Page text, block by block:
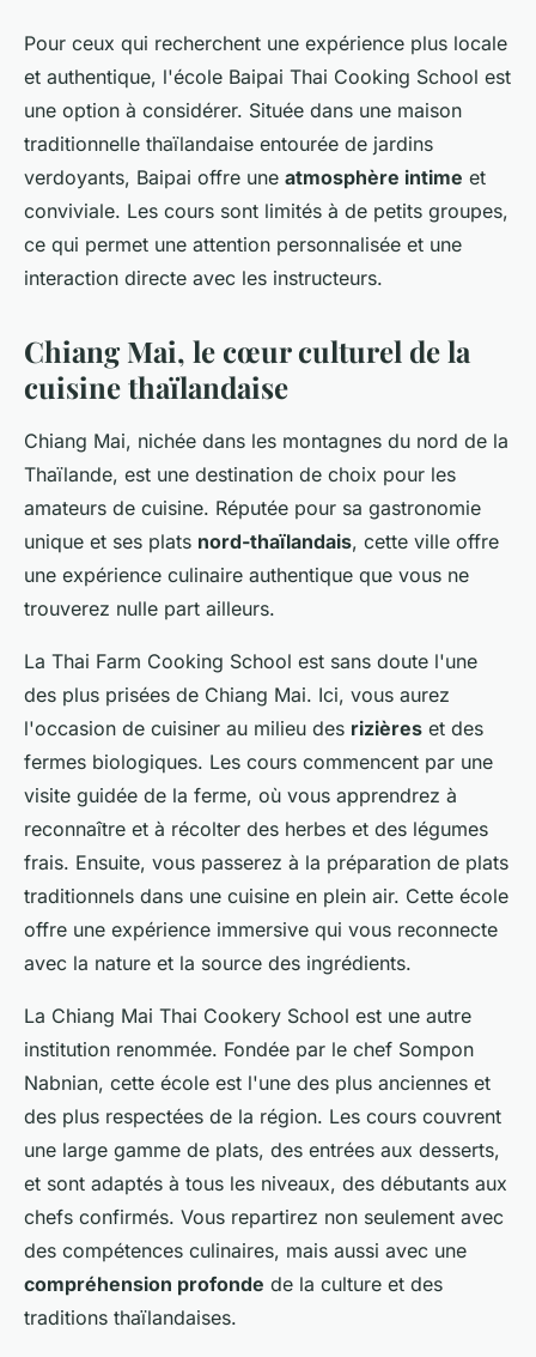
Pour ceux qui recherchent une expérience plus locale
et authentique, l'école Baipai Thai Cooking School est
une option à considérer. Située dans une maison
traditionnelle thaïlandaise entourée de jardins
verdoyants, Baipai offre une atmosphère intime et
conviviale. Les cours sont limités à de petits groupes,
ce qui permet une attention personnalisée et une
interaction directe avec les instructeurs.
Chiang Mai, le cœur culturel de la
cuisine thaïlandaise
Chiang Mai, nichée dans les montagnes du nord de la
Thaïlande, est une destination de choix pour les
amateurs de cuisine. Réputée pour sa gastronomie
unique et ses plats nord-thaïlandais, cette ville offre
une expérience culinaire authentique que vous ne
trouverez nulle part ailleurs.
La Thai Farm Cooking School est sans doute l'une
des plus prisées de Chiang Mai. Ici, vous aurez
l'occasion de cuisiner au milieu des rizières et des
fermes biologiques. Les cours commencent par une
visite guidée de la ferme, où vous apprendrez à
reconnaître et à récolter des herbes et des légumes
frais. Ensuite, vous passerez à la préparation de plats
traditionnels dans une cuisine en plein air. Cette école
offre une expérience immersive qui vous reconnecte
avec la nature et la source des ingrédients.
La Chiang Mai Thai Cookery School est une autre
institution renommée. Fondée par le chef Sompon
Nabnian, cette école est l'une des plus anciennes et
des plus respectées de la région. Les cours couvrent
une large gamme de plats, des entrées aux desserts,
et sont adaptés à tous les niveaux, des débutants aux
chefs confirmés. Vous repartirez non seulement avec
des compétences culinaires, mais aussi avec une
compréhension profonde de la culture et des
traditions thaïlandaises.